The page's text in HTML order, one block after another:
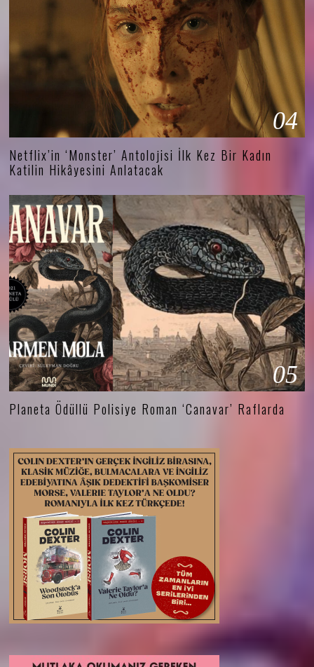
04
Netflix’in ‘Monster’ Antolojisi İlk Kez Bir Kadın
Katilin Hikâyesini Anlatacak
05
Planeta Ödüllü Polisiye Roman ‘Canavar’ Raflarda